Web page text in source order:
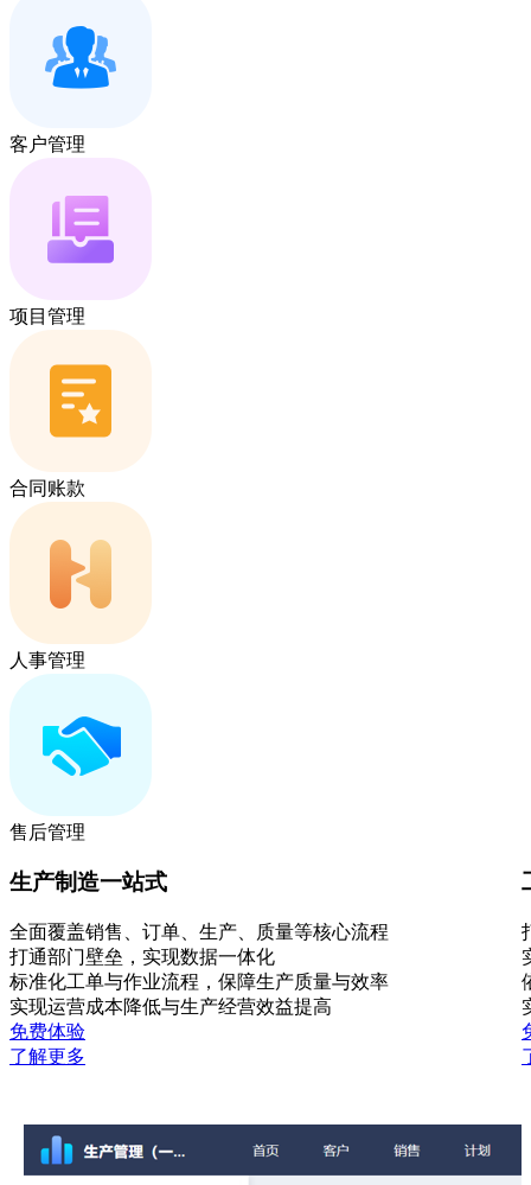
客户管理
项目管理
合同账款
人事管理
售后管理
生产制造一站式
全面覆盖销售、订单、生产、质量等核心流程
打通部门壁垒，实现数据一体化
标准化工单与作业流程，保障生产质量与效率
实现运营成本降低与生产经营效益提高
免费体验
了解更多